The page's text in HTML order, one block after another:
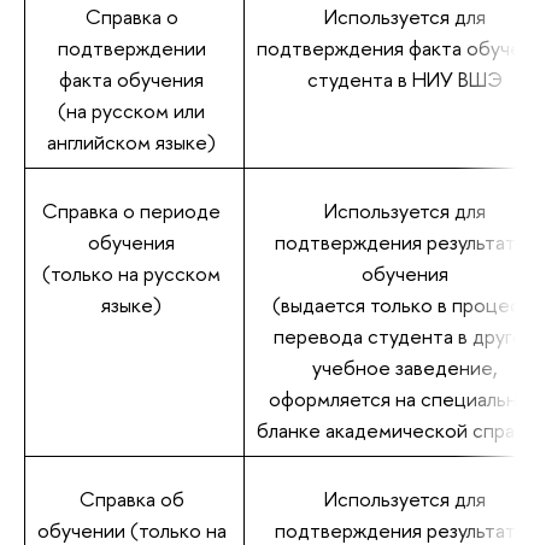
Справка о
подтверждении
факта обучения
(на русском или
английском языке)
Используется для
подтверждения факта
студента в НИУ ВШЭ
Справка о периоде
обучения
(только на русском
языке)
Используется для
подтверждения результато
обучения
(выдается только в
перевода студента в другое
учебное заведение,
оформляется на
ланке академической
Справка о
обучении (только на
Используется для
подтверждения результато